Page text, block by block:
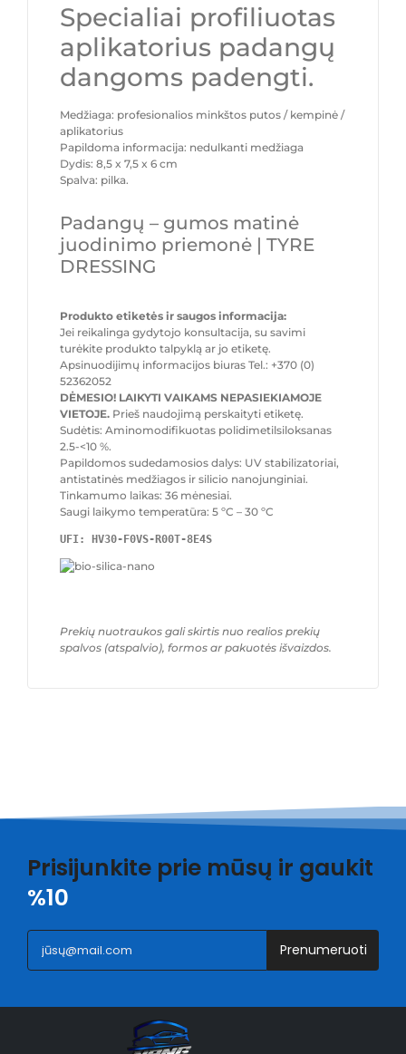
Specialiai profiliuotas
aplikatorius padangų
dangoms padengti.
Medžiaga: profesionalios minkštos putos / kempinė /
aplikatorius
Papildoma informacija: nedulkanti medžiaga
Dydis: 8,5 x 7,5 x 6 cm
Spalva: pilka.
Padangų – gumos matinė
juodinimo priemonė | TYRE
DRESSING
Produkto etiketės ir saugos informacija:
Jei reikalinga gydytojo konsultacija, su savimi
turėkite produkto talpyklą ar jo etiketę.
Apsinuodijimų informacijos biuras Tel.: +370 (0)
52362052
DĖMESIO! LAIKYTI VAIKAMS NEPASIEKIAMOJE
VIETOJE. Prieš naudojimą perskaityti etiketę.
Sudėtis: Aminomodifikuotas polidimetilsiloksanas
2.5-<10 %.
Papildomos sudedamosios dalys: UV stabilizatoriai,
antistatinės medžiagos ir silicio nanojunginiai.
Tinkamumo laikas: 36 mėnesiai.
Saugi laikymo temperatūra: 5 ºC – 30 ºC
UFI: HV30-F0VS-R00T-8E4S
Prekių nuotraukos gali skirtis nuo realios prekių
spalvos (atspalvio), formos ar pakuotės išvaizdos.
Prisijunkite prie mūsų ir gaukit
%10
Prenumeruoti